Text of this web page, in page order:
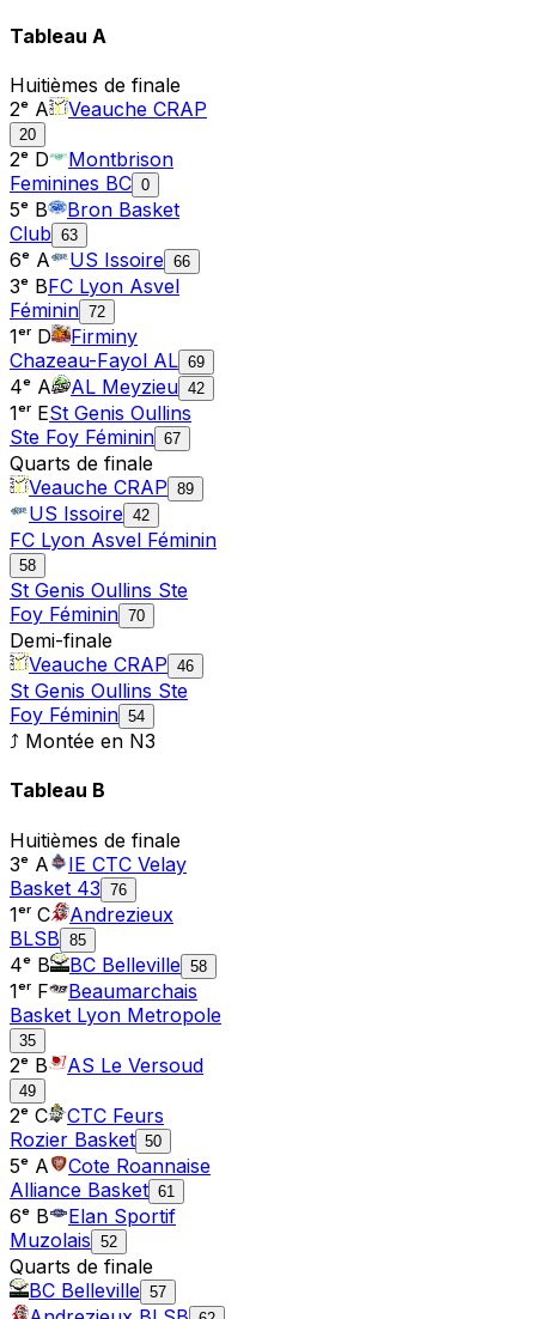
Tableau A
Huitièmes de finale
2ᵉ A
Veauche CRAP
20
2ᵉ D
Montbrison
Feminines BC 0
5ᵉ B
Bron Basket
Club 63
6ᵉ A US Issoire 66
3ᵉ BFC Lyon Asvel
Féminin 72
1ᵉʳ D
Firminy
Chazeau-Fayol AL 69
4ᵉ A AL Meyzieu 42
1ᵉʳ ESt Genis Oullins
Ste Foy Féminin 67
Quarts de finale
Veauche CRAP 89
US Issoire 42
FC Lyon Asvel Féminin
58
St Genis Oullins Ste
Foy Féminin 70
Demi-finale
Veauche CRAP 46
St Genis Oullins Ste
Foy Féminin 54
⤴ Montée en N3
Tableau B
Huitièmes de finale
3ᵉ A
IE CTC Velay
Basket 43 76
1ᵉʳ C
Andrezieux
BLSB 85
4ᵉ B BC Belleville 58
1ᵉʳ F
Beaumarchais
Basket Lyon Metropole
35
2ᵉ B AS Le Versoud
49
2ᵉ C
CTC Feurs
Rozier Basket 50
5ᵉ A
Cote Roannaise
Alliance Basket 61
6ᵉ B
Elan Sportif
Muzolais 52
Quarts de finale
BC Belleville 57